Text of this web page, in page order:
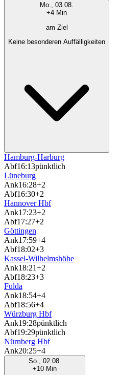
Mo., 03.08.
+4 Min
am Ziel
Keine besonderen Auffälligkeiten
Hamburg-Harburg
Abf16:13pünktlich
Lüneburg
Ank16:28+2
Abf16:30+2
Hannover Hbf
Ank17:23+2
Abf17:27+2
Göttingen
Ank17:59+4
Abf18:02+3
Kassel-Wilhelmshöhe
Ank18:21+2
Abf18:23+3
Fulda
Ank18:54+4
Abf18:56+4
Würzburg Hbf
Ank19:28pünktlich
Abf19:29pünktlich
Nürnberg Hbf
Ank20:25+4
So., 02.08.
+10 Min